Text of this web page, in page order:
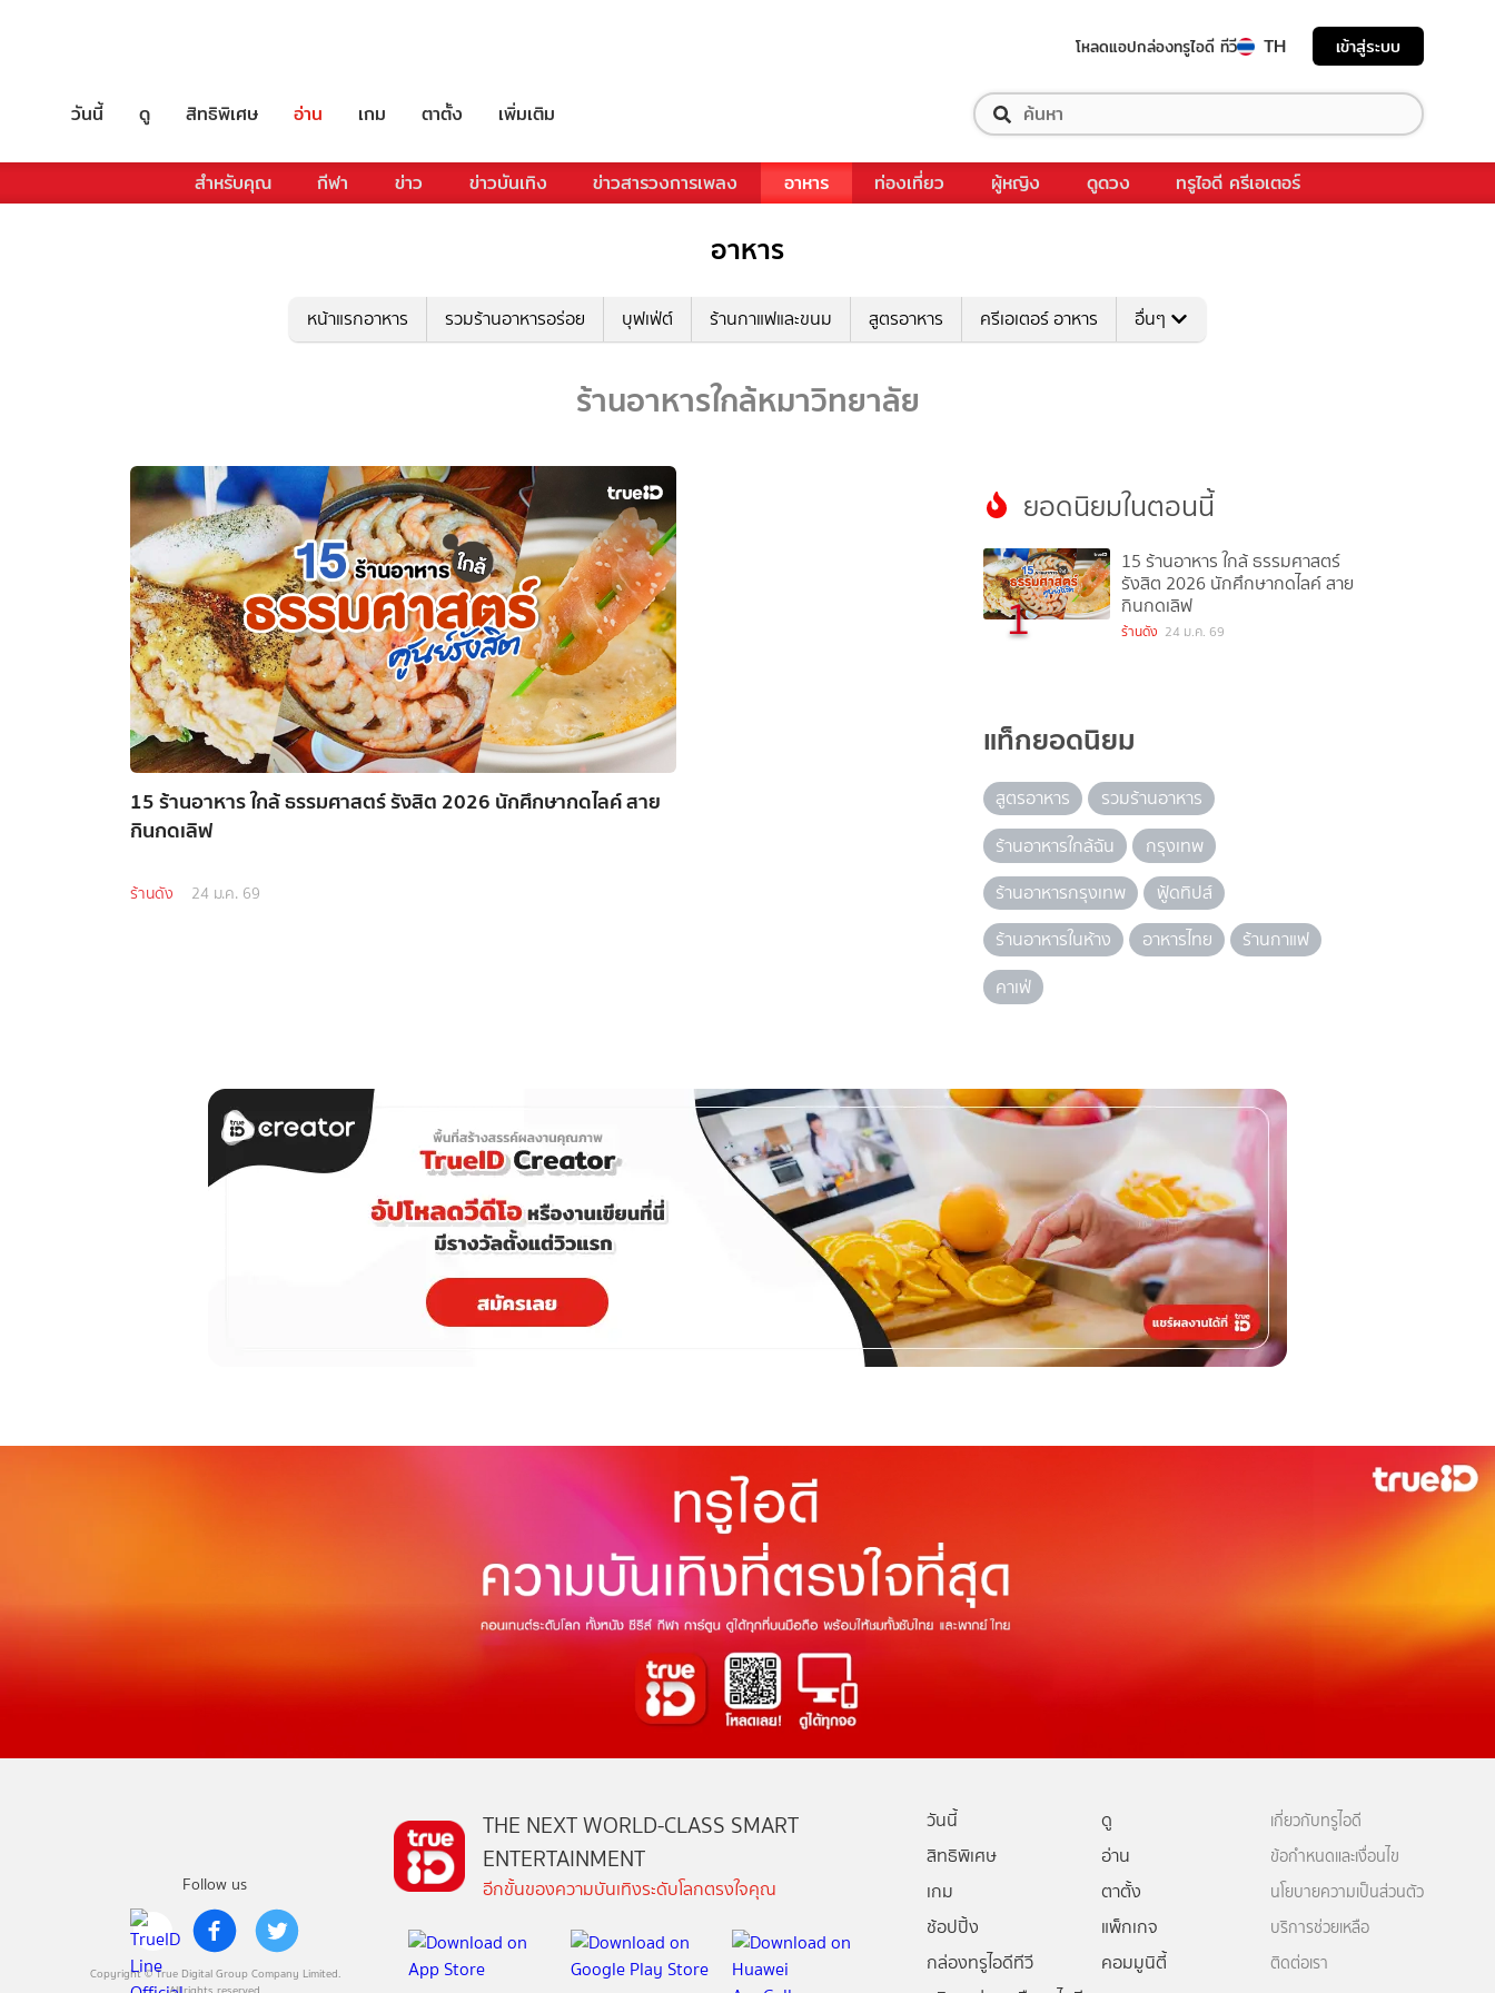
โหลดแอปกล่องทรูไอดี ทีวี TH เข้าสู่ระบบ
วันนี้ ดู สิทธิพิเศษ อ่าน เกม ตาตั้ง เพิ่มเติม
สำหรับคุณ กีฬา ข่าว ข่าวบันเทิง ข่าวสารวงการเพลง อาหาร ท่องเที่ยว ผู้หญิง ดูดวง ทรูไอดี ครีเอเตอร์
อาหาร
หน้าแรกอาหาร รวมร้านอาหารอร่อย บุฟเฟ่ต์ ร้านกาแฟและขนม สูตรอาหาร ครีเอเตอร์ อาหาร อื่นๆ
ร้านอาหารใกล้หมาวิทยาลัย
15 ร้านอาหาร ใกล้ ธรรมศาสตร์ รังสิต 2026 นักศึกษากดไลค์ สาย
กินกดเลิฟ
ร้านดัง 24 ม.ค. 69
ยอดนิยมในตอนนี้
1
15 ร้านอาหาร ใกล้ ธรรมศาสตร์
รังสิต 2026 นักศึกษากดไลค์ สาย
กินกดเลิฟ
ร้านดัง 24 ม.ค. 69
แท็กยอดนิยม
สูตรอาหาร
รวมร้านอาหาร
ร้านอาหารใกล้ฉัน
กรุงเทพ
ร้านอาหารกรุงเทพ
ฟู้ดทิปส์
ร้านอาหารในห้าง
อาหารไทย
ร้านกาแฟ
คาเฟ่
Follow us
Copyright © True Digital Group Company Limited.
THE NEXT WORLD-CLASS SMART
ENTERTAINMENT
อีกขั้นของความบันเทิงระดับโลกตรงใจคุณ
วันนี้
ดู
สิทธิพิเศษ
อ่าน
เกม
ตาตั้ง
ช้อปปิ้ง
แพ็กเกจ
กล่องทรูไอดีทีวี
คอมมูนิตี้
เกี่ยวกับทรูไอดี
ข้อกำหนดและเงื่อนไข
นโยบายความเป็นส่วนตัว
บริการช่วยเหลือ
ติดต่อเรา